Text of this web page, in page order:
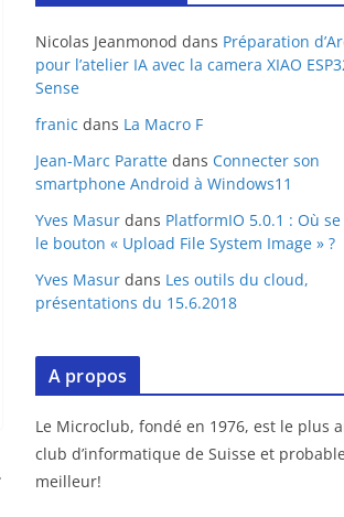
Nicolas Jeanmonod dans Préparation
pour l’atelier IA avec la camera XIAO
Sense
franic dans La Macro F
Jean-Marc Paratte dans Connecter son
smartphone Android à Windows11
Yves Masur dans PlatformIO 5.0.1 : Où
le bouton « Upload File System Image » ?
Yves Masur dans Les outils du cloud,
présentations du 15.6.2018
A propos
Le Microclub, fondé en 1976, est le plus
club d’informatique de Suisse et
meilleur!